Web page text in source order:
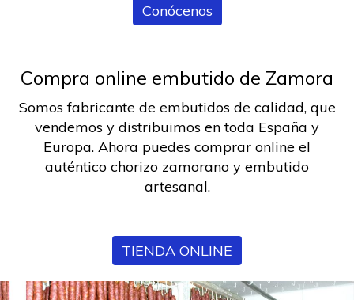
Conócenos
Compra online embutido de Zamora
Somos fabricante de embutidos de calidad, que
vendemos y distribuimos en toda España y
Europa. Ahora puedes comprar online el
auténtico chorizo zamorano y embutido
artesanal.
TIENDA ONLINE